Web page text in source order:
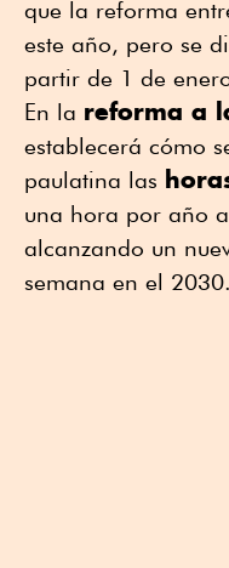
que la reforma
este año, pero se
partir de 1 de
En la reforma a
establecerá cómo
paulatina las
una hora por año
alcanzando un
semana en el 2030.